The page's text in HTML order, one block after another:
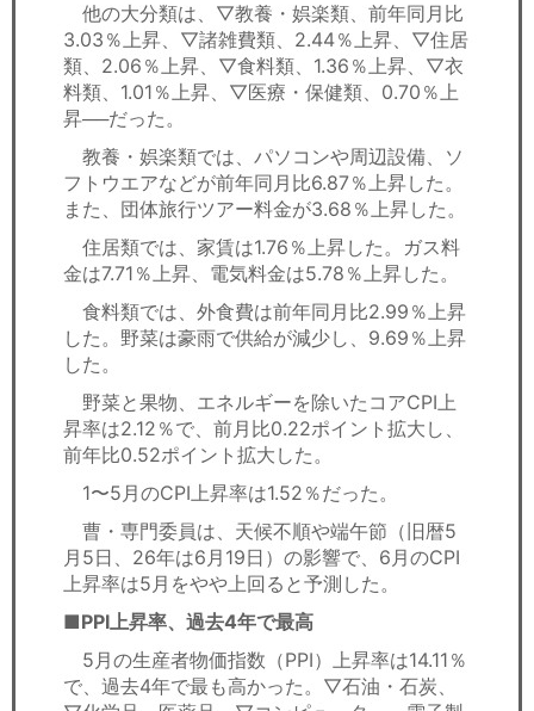
他の大分類は、▽教養・娯楽類、前年同月比
3.03％上昇、▽諸雑費類、2.44％上昇、▽住居
類、2.06％上昇、▽食料類、1.36％上昇、▽衣
料類、1.01％上昇、▽医療・保健類、0.70％上
昇──だった。
教養・娯楽類では、パソコンや周辺設備、ソ
フトウエアなどが前年同月比6.87％上昇した。
また、団体旅行ツアー料金が3.68％上昇した。
住居類では、家賃は1.76％上昇した。ガス料
金は7.71％上昇、電気料金は5.78％上昇した。
食料類では、外食費は前年同月比2.99％上昇
した。野菜は豪雨で供給が減少し、9.69％上昇
した。
野菜と果物、エネルギーを除いたコアCPI上
昇率は2.12％で、前月比0.22ポイント拡大し、
前年比0.52ポイント拡大した。
1〜5月のCPI上昇率は1.52％だった。
曹・専門委員は、天候不順や端午節（旧暦5
月5日、26年は6月19日）の影響で、6月のCPI
上昇率は5月をやや上回ると予測した。
■PPI上昇率、過去4年で最高
5月の生産者物価指数（PPI）上昇率は14.11％
で、過去4年で最も高かった。▽石油・石炭、